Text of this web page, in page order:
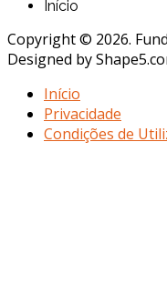
Início
Copyright © 2026.
Designed by
Início
Privacidade
Condições de